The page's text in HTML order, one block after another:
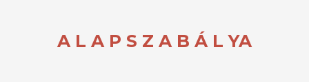
A L A P S Z A B Á L YA